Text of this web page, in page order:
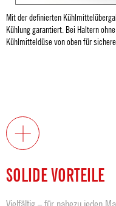
Mit der definierten
Kühlung garantiert. Bei Haltern
Kühlmitteldüse von oben für
SOLIDE VORTEILE